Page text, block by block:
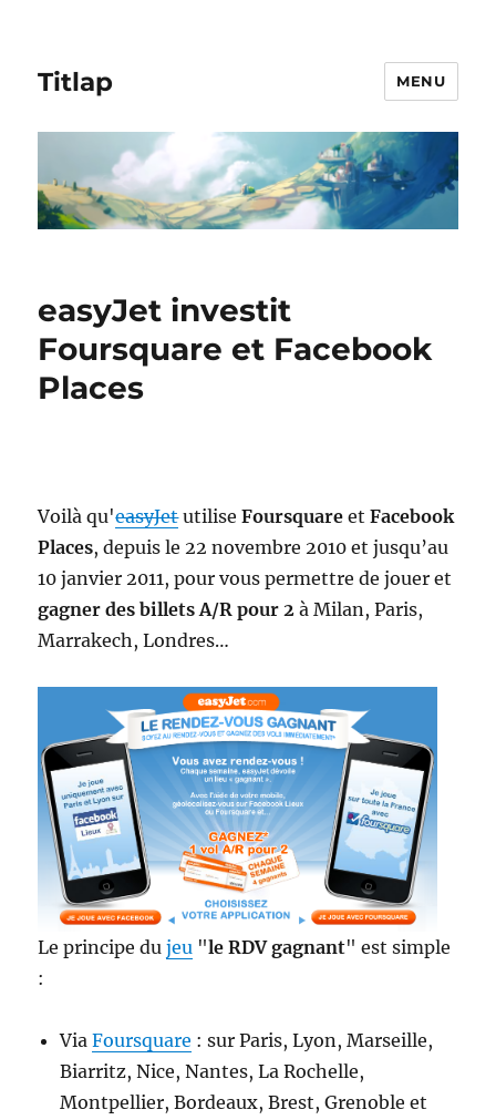
Titlap MENU
easyJet investit
Foursquare et Facebook
Places
Voilà qu'easyJetutiliseFoursquareetFacebook
Places, depuis le 22 novembre 2010 et jusqu’au
10 janvier 2011, pour vous permettre de jouer et
gagner des billets A/R pour 2 à Milan, Paris,
Marrakech, Londres…
Le principe dujeu "le RDV gagnant" est simple
:
ViaFoursquare : sur Paris, Lyon, Marseille,
Biarritz, Nice, Nantes, La Rochelle,
Montpellier, Bordeaux, Brest, Grenoble et